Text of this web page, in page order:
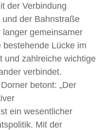
der Verbindung
der Bahnstraße
gemeinsamer
Lücke im
und zahlreiche wichtige
verbindet.
betont: „Der
ein wesentlicher
Mit der